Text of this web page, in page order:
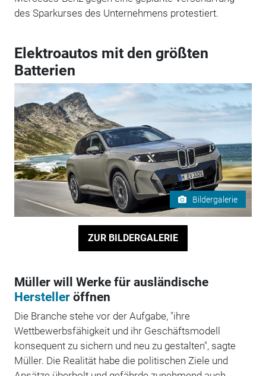
des Sparkurses des Unternehmens protestiert.
Elektroautos mit den größten
Batterien
Bildergalerie
ZUR BILDERGALERIE
Müller will Werke für ausländische
Herstelleröffnen
Die Branche stehe vor der Aufgabe, "ihre
Wettbewerbsfähigkeit und ihr Geschäftsmodell
konsequent zu sichern und neu zu gestalten", sagte
Müller. Die Realität habe die politischen Ziele und